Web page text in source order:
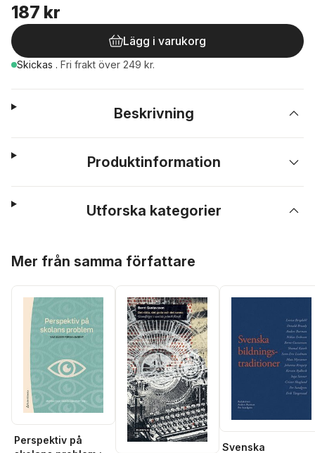
187 kr
Lägg i varukorg
Skickas . Fri frakt över 249 kr.
Beskrivning
Produktinformation
Utforska kategorier
Mer från samma författare
Perspektiv på
Svenska